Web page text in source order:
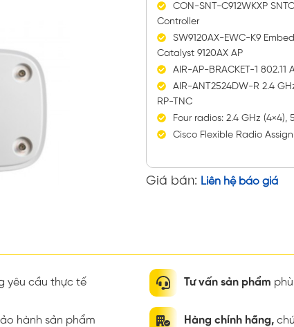
CON-SNT-C912WKXP
Controller
SW9120AX-EWC-K9
Catalyst 9120AX AP
AIR-AP-BRACKET-1
AIR-ANT2524DW-R 2.4
RP-TNC
Four radios: 2.4 GHz (4×4),
Cisco Flexible Radio
Giá bán: Liên hệ báo giá
yêu cầu thực tế
hành sản phẩm
Tư vấn sản phẩm
Hàng chính hãng,